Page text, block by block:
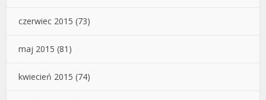
czerwiec 2015 (73)
maj 2015 (81)
kwiecień 2015 (74)